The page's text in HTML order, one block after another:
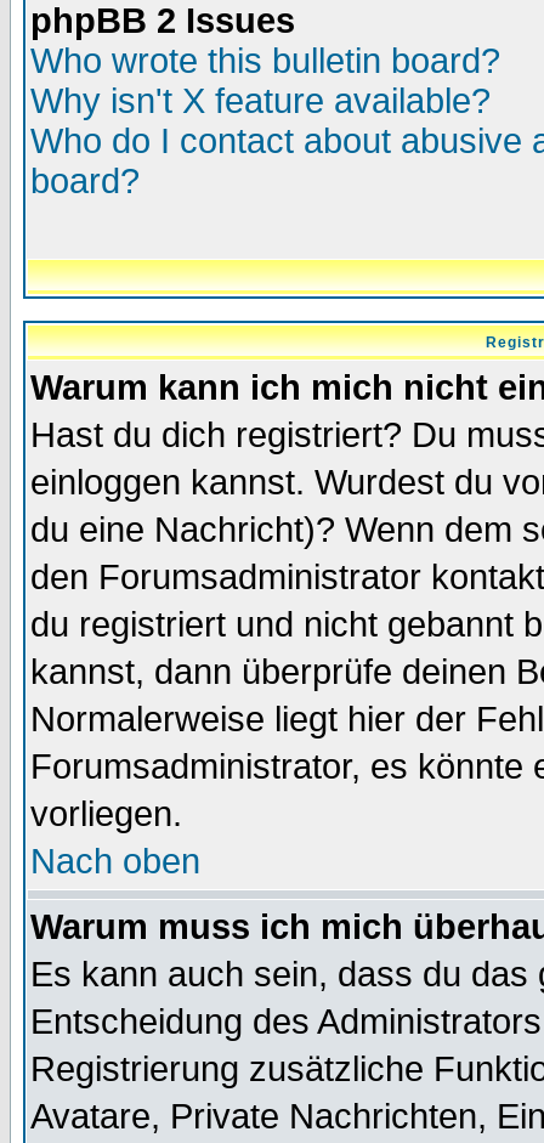
phpBB 2 Issues
Who wrote this bulletin board?
Why isn't X feature available?
Who do I contact about abusive
board?
Warum kann ich mich nicht
Hast du dich registriert? Du
einloggen kannst. Wurdest du
du eine Nachricht)? Wenn dem
den Forumsadministrator
du registriert und nicht gebannt
kannst, dann überprüfe deinen
Normalerweise liegt hier der
Forumsadministrator, es könnte
vorliegen.
Nach oben
Warum muss ich mich
Es kann auch sein, dass du
Entscheidung des
Registrierung zusätzliche
Avatare, Private Nachrichten,